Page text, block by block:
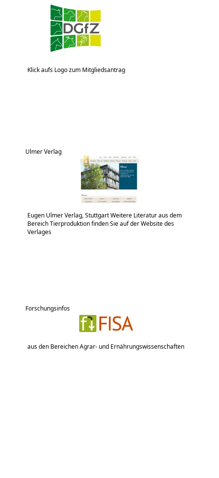
Klick aufs Logo zum Mitgliedsantrag
Ulmer Verlag
Eugen Ulmer Verlag, Stuttgart Weitere Literatur aus dem
Bereich Tierproduktion finden Sie auf der Website des
Verlages
Forschungsinfos
aus den Bereichen Agrar- und Ernährungswissenschaften